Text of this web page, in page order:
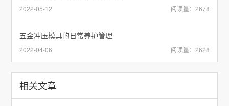
2022-05-12 阅读量：2678
五金冲压模具的日常养护管理
2022-04-06 阅读量：2628
相关文章